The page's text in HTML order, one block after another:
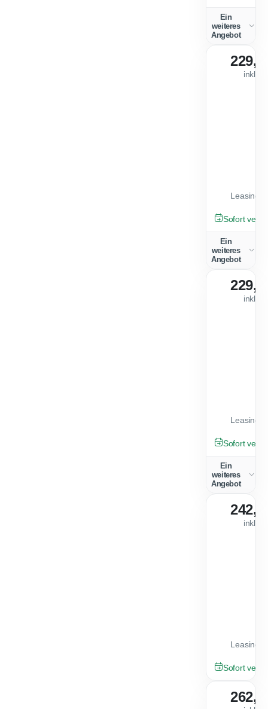
Ein
weiteres
Angebot
NEU
inkl.
Sofort
Ein
weiteres
Angebot
NEU
inkl.
Sofort
Ein
weiteres
Angebot
NEU
inkl.
Sofort